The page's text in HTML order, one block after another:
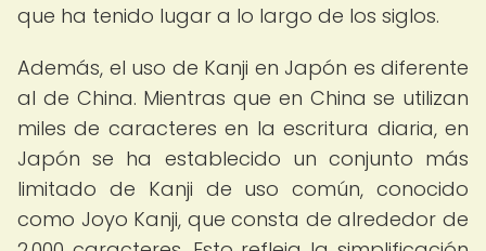
que ha tenido lugar a lo largo de los siglos.
Además, el uso de Kanji en Japón es diferente
al de China. Mientras que en China se utilizan
miles de caracteres en la escritura diaria, en
Japón se ha establecido un conjunto más
limitado de Kanji de uso común, conocido
como Joyo Kanji, que consta de alrededor de